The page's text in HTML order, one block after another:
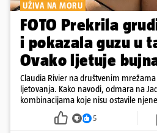
UŽIVA NA MORU
FOTO Prekrila
i pokazala guzu u
Ovako ljetuje
Claudia Rivier na društvenim
ljetovanja. Kako navodi, odmara na
kombinacijama koje nisu ostavile
5